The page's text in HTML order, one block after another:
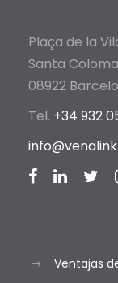
Plaça de la
Santa
08922
Tel. +34 932
Ventajas